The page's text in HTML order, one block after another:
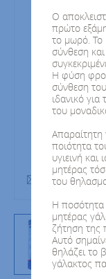
Ο
πρώτο
το μωρό. Το
σύνθεση και
Η φύση
σύνθεση
ιδανικό
του
Απαραίτητη
ποιότητα
υγιεινή
μητέρας
του
Η ποσότητα
μητέρας
ζήτηση της
Αυτό
θηλάζει το
γάλακτος